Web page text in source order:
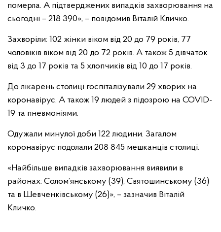
померла. А підтверджених випадків захворювання на
сьогодні – 218 390», – повідомив Віталій Кличко.
Захворіли: 102 жінки віком від 20 до 79 років, 77
чоловіків віком від 20 до 72 років. А також 5 дівчаток
від 3 до 17 років та 5 хлопчиків від 10 до 17 років.
До лікарень столиці госпіталізували 29 хворих на
коронавірус. А також 19 людей з підозрою на COVID-
19 та пневмоніями.
Одужали минулої доби 122 людини. Загалом
коронавірус подолали 208 845 мешканців столиці.
«Найбільше випадків захворювання виявили в
районах: Солом’янському (39), Святошинському (36)
та в Шевченківському (26)», – зазначив Віталій
Кличко.